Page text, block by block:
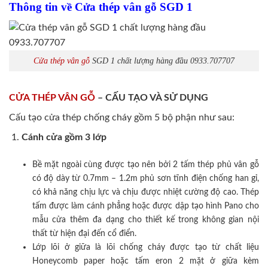
Thông tin về Cửa thép vân gỗ SGD 1
Cửa thép vân gỗ SGD 1 chất lượng hàng đầu 0933.707707
CỬA THÉP VÂN GỖ – CẤU TẠO VÀ SỬ DỤNG
Cấu tạo cửa thép chống cháy gồm 5 bộ phận như sau:
Cánh cửa gồm 3 lớp
Bề mặt ngoài cùng được tạo nên bởi 2 tấm thép phủ vân gỗ
có độ dày từ 0.7mm – 1.2m phủ sơn tĩnh điện chống han gỉ,
có khả năng chịu lực và chịu được nhiệt cường độ cao. Thép
tấm được làm cánh phẳng hoặc được dập tạo hình Pano cho
mẫu cửa thêm đa dạng cho thiết kế trong không gian nội
thất từ hiện đại đến cổ điển.
Lớp lõi ở giữa là lõi chống cháy được tạo từ chất liệu
Honeycomb paper hoặc tấm eron 2 mặt ở giữa kèm